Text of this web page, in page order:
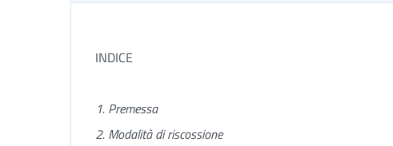
INDICE
1. Premessa
2. Modalità di riscossione